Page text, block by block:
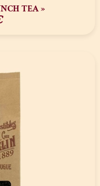
TEA »